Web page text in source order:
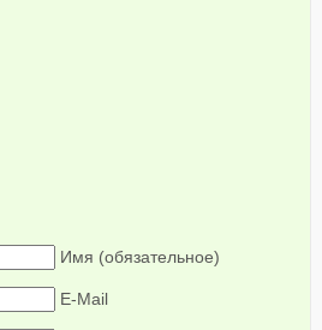
Имя (обязательное)
E-Mail